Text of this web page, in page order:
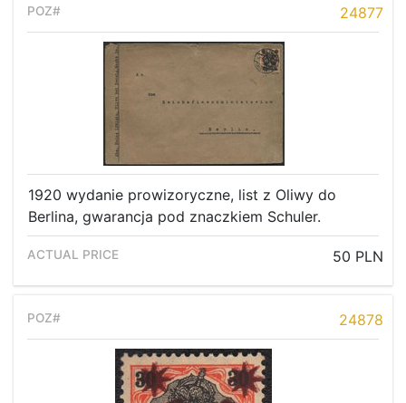
24877
1920 wydanie prowizoryczne, list z Oliwy do
Berlina, gwarancja pod znaczkiem Schuler.
50 PLN
24878